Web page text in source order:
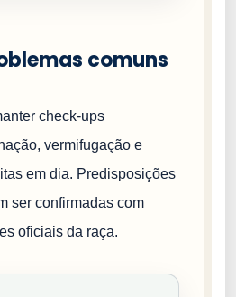
comuns
check-ups
vermifugação e
em dia. Predisposições
ser confirmadas com
oficiais da raça.